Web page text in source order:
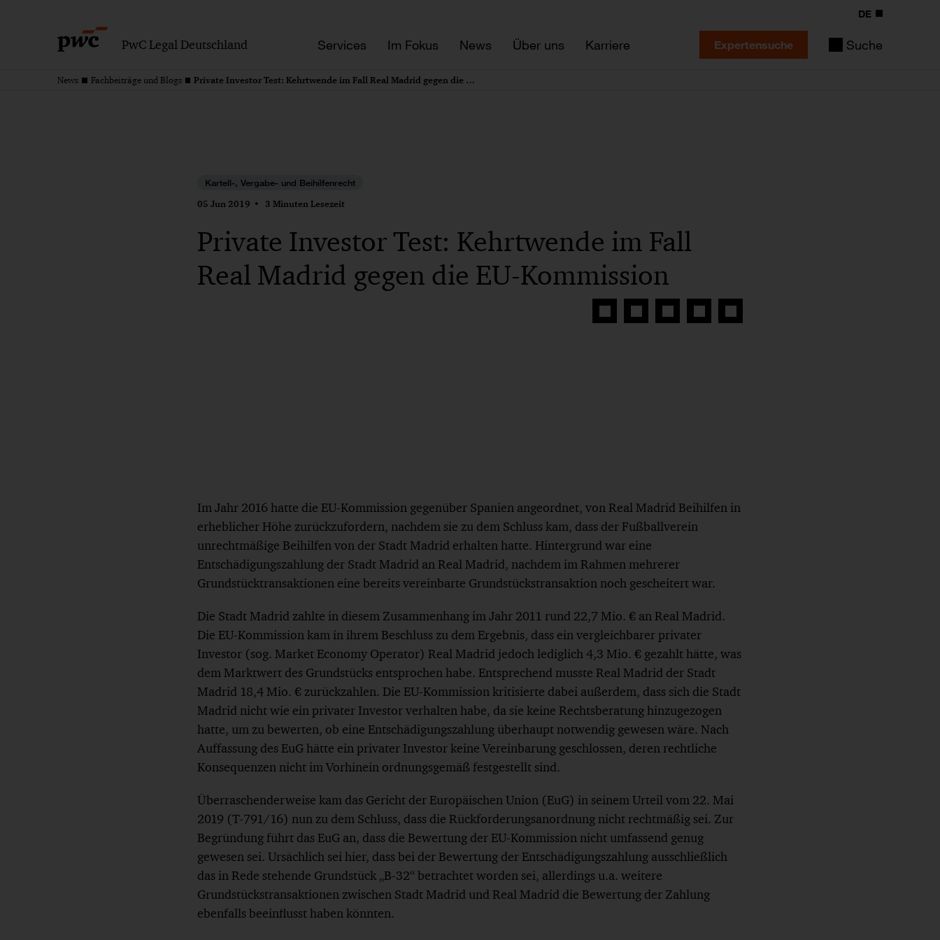
PwC Legal Deutschland Services Im Fokus News Über uns Karriere
DE
Expertensuche Suche
News Fachbeiträge und Blogs Private Investor Test: Kehrtwende im Fall Real Madrid gegen die EU-Kommission
Kartell-, Vergabe- und Beihilfenrecht
05 Jun 2019 3 Minuten Lesezeit
Private Investor Test: Kehrtwende im Fall
Real Madrid gegen die EU-Kommission
Auf
Auf
Auf
Auf
Link
Im Jahr 2016 hatte die EU-Kommission gegenüber Spanien angeordnet, von Real Madrid Beihilfen in
erheblicher Höhe zurückzufordern, nachdem sie zu dem Schluss kam, dass der Fußballverein
unrechtmäßige Beihilfen von der Stadt Madrid erhalten hatte. Hintergrund war eine
Entschädigungszahlung der Stadt Madrid an Real Madrid, nachdem im Rahmen mehrerer
Grundstücktransaktionen eine bereits vereinbarte Grundstückstransaktion noch gescheitert war.
Die Stadt Madrid zahlte in diesem Zusammenhang im Jahr 2011 rund 22,7 Mio. € an Real Madrid.
Die EU-Kommission kam in ihrem Beschluss zu dem Ergebnis, dass ein vergleichbarer privater
Investor (sog. Market Economy Operator) Real Madrid jedoch lediglich 4,3 Mio. € gezahlt hätte, was
dem Marktwert des Grundstücks entsprochen habe. Entsprechend musste Real Madrid der Stadt
Madrid 18,4 Mio. € zurückzahlen. Die EU-Kommission kritisierte dabei außerdem, dass sich die Stadt
Madrid nicht wie ein privater Investor verhalten habe, da sie keine Rechtsberatung hinzugezogen
hatte, um zu bewerten, ob eine Entschädigungszahlung überhaupt notwendig gewesen wäre. Nach
Auffassung des EuG hätte ein privater Investor keine Vereinbarung geschlossen, deren rechtliche
Konsequenzen nicht im Vorhinein ordnungsgemäß festgestellt sind.
Überraschenderweise kam das Gericht der Europäischen Union (EuG) in seinem Urteil vom 22. Mai
2019 (T-791/16) nun zu dem Schluss, dass die Rückforderungsanordnung nicht rechtmäßig sei. Zur
Begründung führt das EuG an, dass die Bewertung der EU-Kommission nicht umfassend genug
gewesen sei. Ursächlich sei hier, dass bei der Bewertung der Entschädigungszahlung ausschließlich
das in Rede stehende Grundstück „B-32“ betrachtet worden sei, allerdings u.a. weitere
Grundstückstransaktionen zwischen Stadt Madrid und Real Madrid die Bewertung der Zahlung
ebenfalls beeinflusst haben könnten.